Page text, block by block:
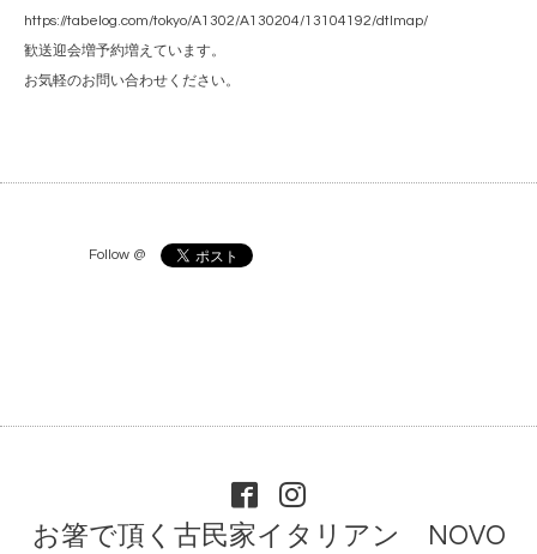
https://tabelog.com/tokyo/A1302/A130204/13104192/dtlmap/
歓送迎会増予約増えています。
お気軽のお問い合わせください。
Follow @
お箸で頂く古民家イタリアン NOVO